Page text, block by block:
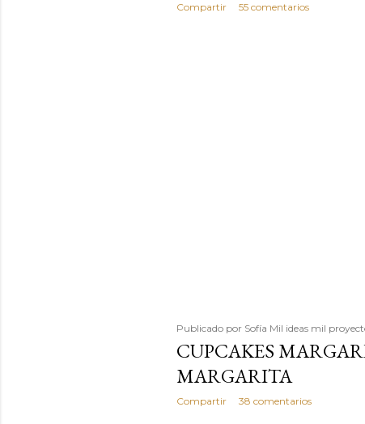
Compartir 55 comentarios
Publicado por Sofía Mil ideas mil
CUPCAKES
MARGARITA
Compartir 38 comentarios